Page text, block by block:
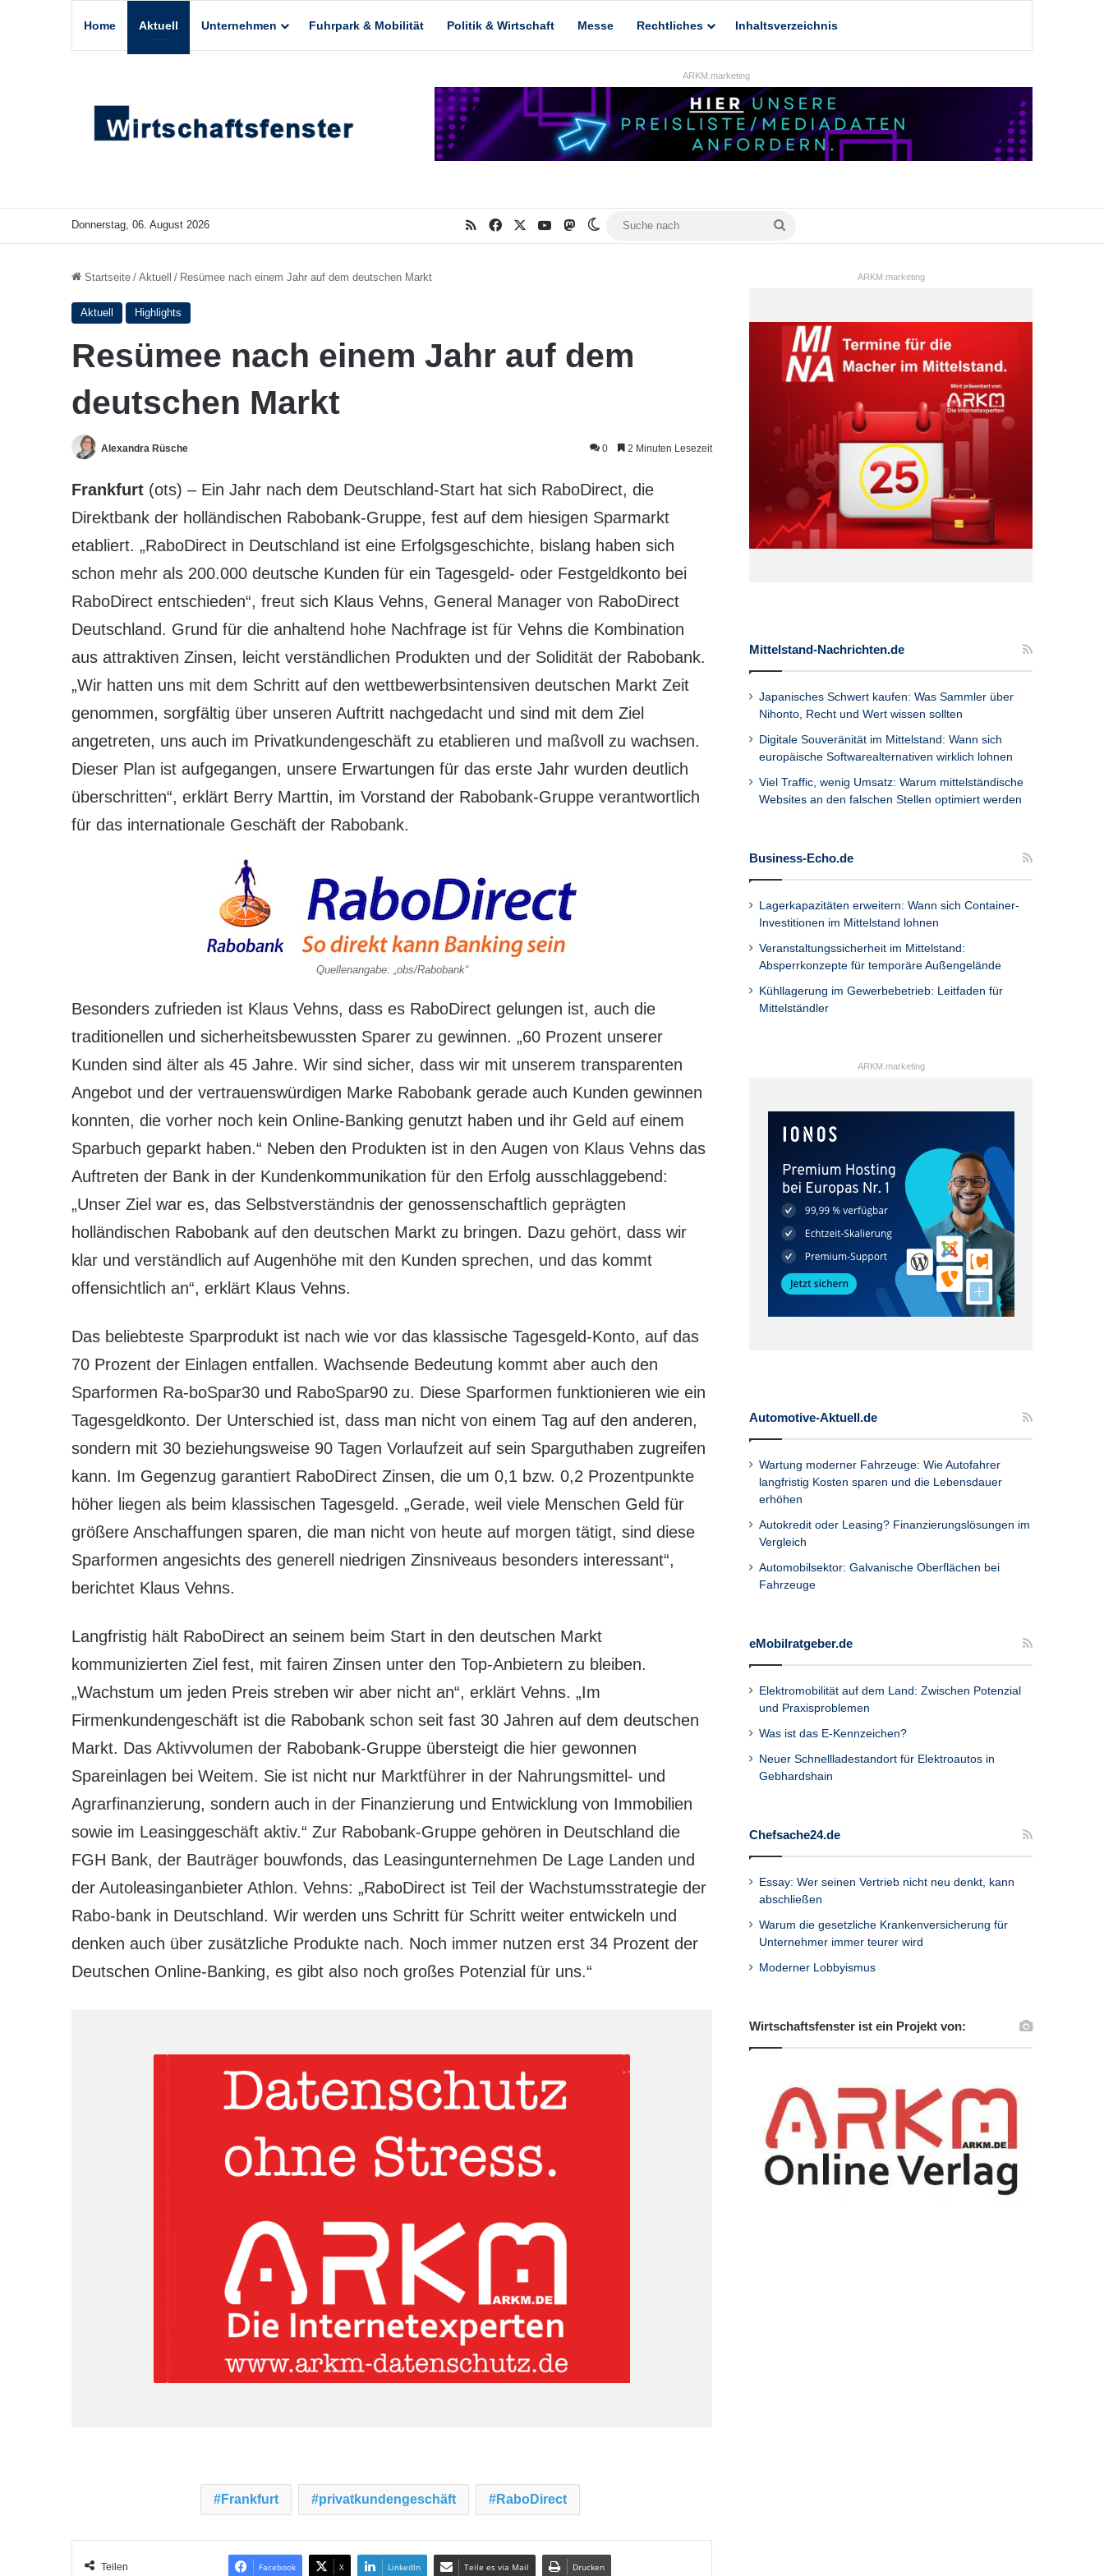
Home Aktuell Unternehmen Fuhrpark & Mobilität Politik & Wirtschaft Messe Rechtliches Inhaltsverzeichnis
ARKM.marketing
Donnerstag, 06. August 2026 RSS Facebook YouTubeMastodonSkin umschalten
Startseite / Aktuell / Resümee nach einem Jahr auf dem deutschen Markt
Aktuell Highlights
Resümee nach einem Jahr auf dem
deutschen Markt
Alexandra Rüsche 0 2 Minuten Lesezeit
Frankfurt (ots) – Ein Jahr nach dem Deutschland-Start hat sich RaboDirect, die
Direktbank der holländischen Rabobank-Gruppe, fest auf dem hiesigen Sparmarkt
etabliert. „RaboDirect in Deutschland ist eine Erfolgsgeschichte, bislang haben sich
schon mehr als 200.000 deutsche Kunden für ein Tagesgeld- oder Festgeldkonto bei
RaboDirect entschieden“, freut sich Klaus Vehns, General Manager von RaboDirect
Deutschland. Grund für die anhaltend hohe Nachfrage ist für Vehns die Kombination
aus attraktiven Zinsen, leicht verständlichen Produkten und der Solidität der Rabobank.
„Wir hatten uns mit dem Schritt auf den wettbewerbsintensiven deutschen Markt Zeit
genommen, sorgfältig über unseren Auftritt nachgedacht und sind mit dem Ziel
angetreten, uns auch im Privatkundengeschäft zu etablieren und maßvoll zu wachsen.
Dieser Plan ist aufgegangen, unsere Erwartungen für das erste Jahr wurden deutlich
überschritten“, erklärt Berry Marttin, im Vorstand der Rabobank-Gruppe verantwortlich
für das internationale Geschäft der Rabobank.
Quellenangabe: „obs/Rabobank“
Besonders zufrieden ist Klaus Vehns, dass es RaboDirect gelungen ist, auch die
traditionellen und sicherheitsbewussten Sparer zu gewinnen. „60 Prozent unserer
Kunden sind älter als 45 Jahre. Wir sind sicher, dass wir mit unserem transparenten
Angebot und der vertrauenswürdigen Marke Rabobank gerade auch Kunden gewinnen
konnten, die vorher noch kein Online-Banking genutzt haben und ihr Geld auf einem
Sparbuch geparkt haben.“ Neben den Produkten ist in den Augen von Klaus Vehns das
Auftreten der Bank in der Kundenkommunikation für den Erfolg ausschlaggebend:
„Unser Ziel war es, das Selbstverständnis der genossenschaftlich geprägten
holländischen Rabobank auf den deutschen Markt zu bringen. Dazu gehört, dass wir
klar und verständlich auf Augenhöhe mit den Kunden sprechen, und das kommt
offensichtlich an“, erklärt Klaus Vehns.
Das beliebteste Sparprodukt ist nach wie vor das klassische Tagesgeld-Konto, auf das
70 Prozent der Einlagen entfallen. Wachsende Bedeutung kommt aber auch den
Sparformen Ra-boSpar30 und RaboSpar90 zu. Diese Sparformen funktionieren wie ein
Tagesgeldkonto. Der Unterschied ist, dass man nicht von einem Tag auf den anderen,
sondern mit 30 beziehungsweise 90 Tagen Vorlaufzeit auf sein Sparguthaben zugreifen
kann. Im Gegenzug garantiert RaboDirect Zinsen, die um 0,1 bzw. 0,2 Prozentpunkte
höher liegen als beim klassischen Tagesgeld. „Gerade, weil viele Menschen Geld für
größere Anschaffungen sparen, die man nicht von heute auf morgen tätigt, sind diese
Sparformen angesichts des generell niedrigen Zinsniveaus besonders interessant“,
berichtet Klaus Vehns.
Langfristig hält RaboDirect an seinem beim Start in den deutschen Markt
kommunizierten Ziel fest, mit fairen Zinsen unter den Top-Anbietern zu bleiben.
„Wachstum um jeden Preis streben wir aber nicht an“, erklärt Vehns. „Im
Firmenkundengeschäft ist die Rabobank schon seit fast 30 Jahren auf dem deutschen
Markt. Das Aktivvolumen der Rabobank-Gruppe übersteigt die hier gewonnen
Spareinlagen bei Weitem. Sie ist nicht nur Marktführer in der Nahrungsmittel- und
Agrarfinanzierung, sondern auch in der Finanzierung und Entwicklung von Immobilien
sowie im Leasinggeschäft aktiv.“ Zur Rabobank-Gruppe gehören in Deutschland die
FGH Bank, der Bauträger bouwfonds, das Leasingunternehmen De Lage Landen und
der Autoleasinganbieter Athlon. Vehns: „RaboDirect ist Teil der Wachstumsstrategie der
Rabo-bank in Deutschland. Wir werden uns Schritt für Schritt weiter entwickeln und
denken auch über zusätzliche Produkte nach. Noch immer nutzen erst 34 Prozent der
Deutschen Online-Banking, es gibt also noch großes Potenzial für uns.“
Frankfurt privatkundengeschäft RaboDirect
Teilen Facebook X LinkedIn Teile es via Mail Drucken
ARKM.marketing
Mittelstand-Nachrichten.de
Japanisches Schwert kaufen: Was Sammler über
Nihonto, Recht und Wert wissen sollten
Digitale Souveränität im Mittelstand: Wann sich
europäische Softwarealternativen wirklich lohnen
Viel Traffic, wenig Umsatz: Warum mittelständische
Websites an den falschen Stellen optimiert werden
Business-Echo.de
Lagerkapazitäten erweitern: Wann sich Container-
Investitionen im Mittelstand lohnen
Veranstaltungssicherheit im Mittelstand:
Absperrkonzepte für temporäre Außengelände
Kühllagerung im Gewerbebetrieb: Leitfaden für
Mittelständler
ARKM.marketing
Automotive-Aktuell.de
Wartung moderner Fahrzeuge: Wie Autofahrer
langfristig Kosten sparen und die Lebensdauer
erhöhen
Autokredit oder Leasing? Finanzierungslösungen im
Vergleich
Automobilsektor: Galvanische Oberflächen bei
Fahrzeuge
eMobilratgeber.de
Elektromobilität auf dem Land: Zwischen Potenzial
und Praxisproblemen
Was ist das E-Kennzeichen?
Neuer Schnellladestandort für Elektroautos in
Gebhardshain
Chefsache24.de
Essay: Wer seinen Vertrieb nicht neu denkt, kann
abschließen
Warum die gesetzliche Krankenversicherung für
Unternehmer immer teurer wird
Moderner Lobbyismus
Wirtschaftsfenster ist ein Projekt von: